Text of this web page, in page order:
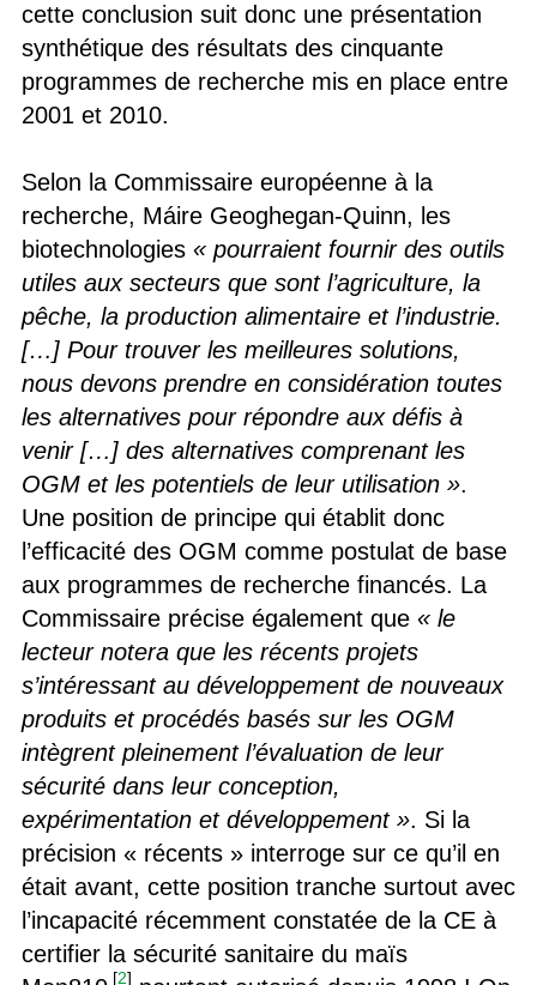
cette conclusion suit donc une présentation
synthétique des résultats des cinquante
programmes de recherche mis en place entre
2001 et 2010.
Selon la Commissaire européenne à la
recherche, Máire Geoghegan-Quinn, les
biotechnologies « pourraient fournir des outils
utiles aux secteurs que sont l’agriculture, la
pêche, la production alimentaire et l’industrie.
[…] Pour trouver les meilleures solutions,
nous devons prendre en considération toutes
les alternatives pour répondre aux défis à
venir […] des alternatives comprenant les
OGM et les potentiels de leur utilisation ».
Une position de principe qui établit donc
l’efficacité des OGM comme postulat de base
aux programmes de recherche financés. La
Commissaire précise également que « le
lecteur notera que les récents projets
s’intéressant au développement de nouveaux
produits et procédés basés sur les OGM
intègrent pleinement l’évaluation de leur
sécurité dans leur conception,
expérimentation et développement ». Si la
précision « récents » interroge sur ce qu’il en
était avant, cette position tranche surtout avec
l’incapacité récemment constatée de la CE à
certifier la sécurité sanitaire du maïs
[2]